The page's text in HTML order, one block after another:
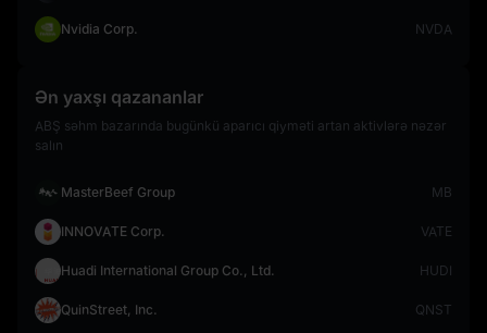
Nvidia Corp. NVDA
Ən yaxşı qazananlar
ABŞ səhm bazarında bugünkü aparıcı qiyməti artan aktivlərə nəzər
salın
MasterBeef Group MB
INNOVATE Corp. VATE
Huadi International Group Co., Ltd. HUDI
QuinStreet, Inc. QNST